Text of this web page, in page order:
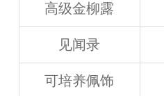
高级金柳露
见闻录
可培养佩饰